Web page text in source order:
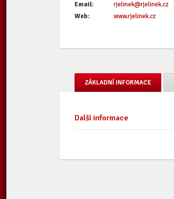
Email:
rjelinek@rjelinek.cz
Web:
www.rjelinek.cz
ZÁKLADNÍ INFORMACE
Další informace